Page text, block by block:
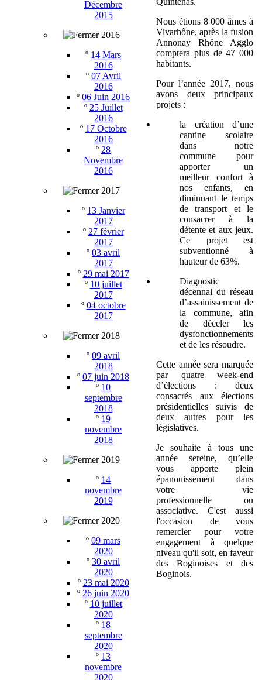
Décembre
2015
2016
º 14 Mars
2016
º 07 Avril
2016
º 06 Juin 2016
º 25 Juillet
2016
º 17 Octobre
2016
º 28
Novembre
2016
2017
º 13 Janvier
2017
º 27 février
2017
º 03 avril
2017
º 29 mai 2017
º 10 juillet
2017
º 04 octobre
2017
2018
º 09 avril
2018
º 07 juin 2018
º 10
septembre
2018
º 19
novembre
2018
2019
º 14
novembre
2019
2020
º 09 mars
2020
º 30 avril
2020
º 23 mai 2020
º 26 juin 2020
º 10 juillet
2020
º 18
septembre
2020
º 13
novembre
2020
Nous étions 8 000 âmes à
Vivarhône, après la fusion
Annonay Rhône Agglo
comptera plus de 47 000
habitants.
Pour l’année 2017, nous
avons deux principaux
projets :
la création d’une
cantine scolaire
dans notre
commune pour
apporter un
meilleur confort à
nos enfants, en
diminuant le temps
de transport et le
consacrer à la
détente et aux jeux.
Ce projet est
subventionné à
hauteur de 63%.
Diagnostic
décennal du réseau
d’assainissement de
la commune, afin
de déceler les
dysfonctionnements
et de les résoudre.
Cette année sera marquée
par quatre week-end
d’élections : deux
consacrés aux élections
présidentielles suivis de
deux autres pour les
législatives.
Je souhaite à tous une
année sereine, qu’elle
vous apporte plein
épanouissement dans
votre vie
professionnelle ou
associative. C'est aussi
l'occasion de vous
remercier pour votre
engagement à quelque
niveau qu'il soit, en faveur
des Boginoises et des
Boginois.